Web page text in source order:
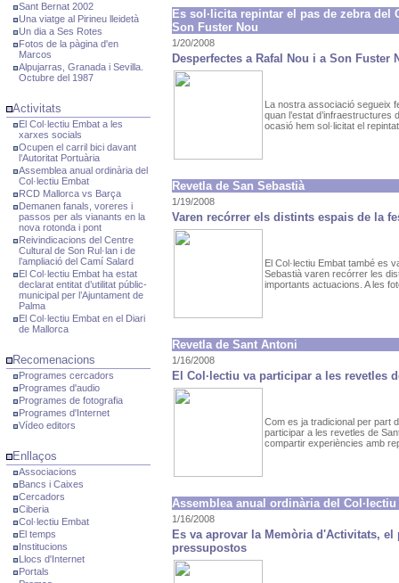
Sant Bernat 2002
Una viatge al Pirineu lleidetà
Un dia a Ses Rotes
Fotos de la pàgina d'en
Marcos
Alpujarras, Granada i Sevilla.
Octubre del 1987
Activitats
El Col·lectiu Embat a les
xarxes socials
Ocupen el carril bici davant
l’Autoritat Portuària
Assemblea anual ordinària del
Col·lectiu Embat
RCD Mallorca vs Barça
Demanen fanals, voreres i
passos per als vianants en la
nova rotonda i pont
Reivindicacions del Centre
Cultural de Son Rul·lan i de
l’ampliació del Camí Salard
El Col·lectiu Embat ha estat
declarat entitat d’utilitat públic-
municipal per l’Ajuntament de
Palma
El Col·lectiu Embat en el Diari
de Mallorca
Recomenacions
Programes cercadors
Programes d'audio
Programes de fotografia
Programes d'Internet
Vídeo editors
Enllaços
Associacions
Bancs i Caixes
Cercadors
Ciberia
Col·lectiu Embat
El temps
Institucions
Llocs d'Internet
Portals
Es sol·licita repintar el pas de zebra
Son Fuster Nou
1/20/2008
Desperfectes a Rafal Nou i a Son Fuster
La nostra associació segueix
quan l’estat
ocasió hem sol·licitat el
Revetla de San Sebastià
1/19/2008
Varen recórrer els distints espais de la
El Col·lectiu Embat també es
Sebastià varen recórrer les
importants actuacions. A les
Revetla de Sant Antoni
1/16/2008
El Col·lectiu va participar a les revetles
Com es ja tradicional per part
participar a les revetles de
compartir experiències amb
Assemblea anual ordinària del
1/16/2008
Es va aprovar la Memòria d'Activitats,
pressupostos